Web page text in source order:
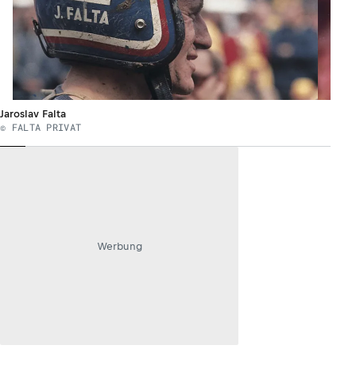
Jaroslav Falta
© FALTA PRIVAT
Werbung